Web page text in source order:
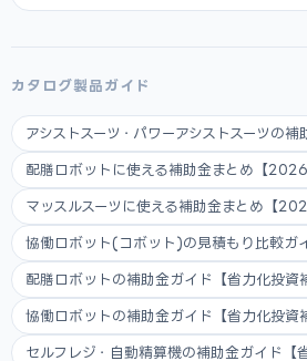
カタログ製品ガイド
アシストスーツ・パワーアシストスーツの補
配膳ロボットに使える補助金まとめ【2026
マッスルスーツに使える補助金まとめ【
協働ロボット(コボット)の見積もり比較ガ
配膳ロボットの補助金ガイド【省力化投資
協働ロボットの補助金ガイド【省力化投資
セルフレジ・自動精算機の補助金ガイド【